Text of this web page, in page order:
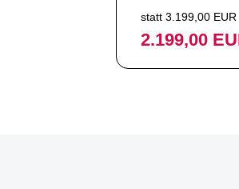
statt 3.199,00 EUR
2.199,00